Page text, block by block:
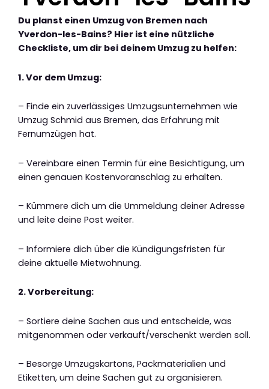
Du planst einen Umzug von Bremen nach
Yverdon-les-Bains? Hier ist eine nützliche
Checkliste, um dir bei deinem Umzug zu helfen:
1. Vor dem Umzug:
– Finde ein zuverlässiges Umzugsunternehmen wie
Umzug Schmid aus Bremen, das Erfahrung mit
Fernumzügen hat.
– Vereinbare einen Termin für eine Besichtigung, um
einen genauen Kostenvoranschlag zu erhalten.
– Kümmere dich um die Ummeldung deiner Adresse
und leite deine Post weiter.
– Informiere dich über die Kündigungsfristen für
deine aktuelle Mietwohnung.
2. Vorbereitung:
– Sortiere deine Sachen aus und entscheide, was
mitgenommen oder verkauft/verschenkt werden soll.
– Besorge Umzugskartons, Packmaterialien und
Etiketten, um deine Sachen gut zu organisieren.